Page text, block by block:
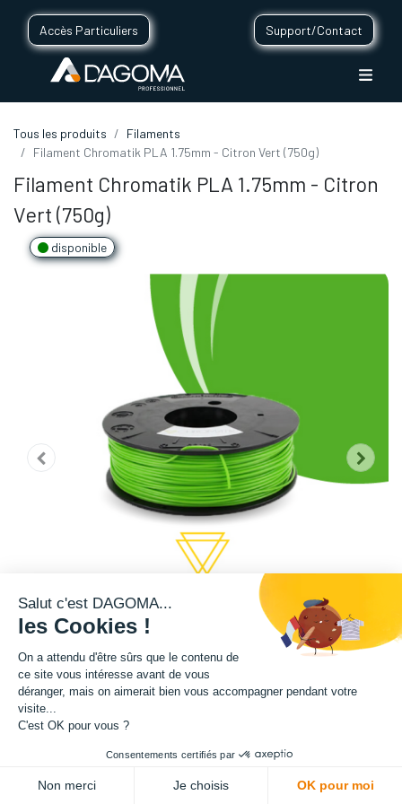
Accès Particuliers Support/Contact
Tous les produits
Filaments
Filament Chromatik PLA 1.75mm - Citron Vert (750g)
Filament Chromatik PLA 1.75mm - Citron
Vert (750g)
disponible
Cette bobine de teinte verte est disponible en format 750g.
Diamètre : 1.75 mm
Salut c'est DAGOMA...
les Cookies !
On a attendu d'être sûrs que le contenu de
ce site vous intéresse avant de vous
déranger, mais on aimerait bien vous accompagner pendant votre
visite...
C'est OK pour vous ?
Consentements certifiés par
Non merci Je choisis OK pour moi